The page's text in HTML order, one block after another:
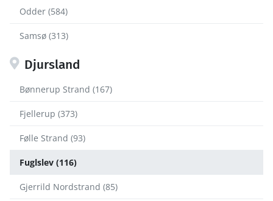
Odder (584)
Samsø (313)
Djursland
Bønnerup Strand (167)
Fjellerup (373)
Følle Strand (93)
Fuglslev (116)
Gjerrild Nordstrand (85)